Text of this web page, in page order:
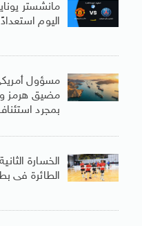
مانشستر
اليوم
مسؤول
مضيق هرمز
بمجرد
الخسارة
الطائرة فى